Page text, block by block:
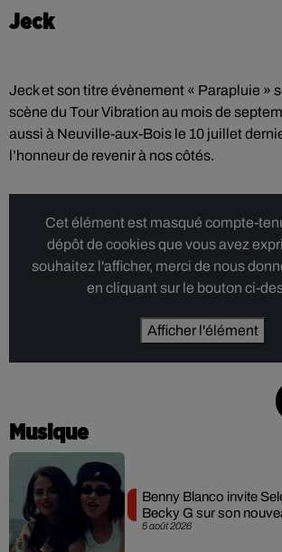
Jeck
Jeck et son titre évènement « Parapluie »
scène du Tour Vibration au mois de
aussi à Neuville-aux-Bois le 10 juillet
l’honneur de revenir à nos côtés.
Cet élément est masqué compte-
dépôt de cookies que vous avez
souhaitez l'afficher, merci de nous
en cliquant sur le bouton ci-
Afficher l'élément
Musique
5 août 2026
Benny Blanco invite
Becky G sur son